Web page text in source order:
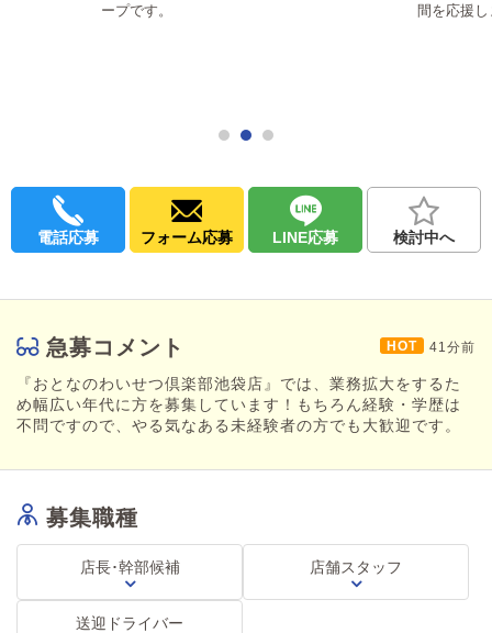
ープです。
間を応援し
電話応募 フォーム応募 LINE応募 検討中へ
急募コメント 41分前
『おとなのわいせつ倶楽部池袋店』では、業務拡大をするた
め幅広い年代に方を募集しています！もちろん経験・学歴は
不問ですので、やる気なある未経験者の方でも大歓迎です。
募集職種
店長･幹部候補 店舗スタッフ
送迎ドライバー